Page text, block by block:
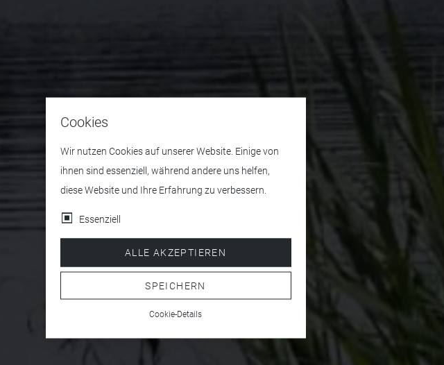
Cookies
Wir nutzen Cookies auf unserer Website. Einige von
ihnen sind essenziell, während andere uns helfen,
diese Website und Ihre Erfahrung zu verbessern.
Essenziell
ALLE AKZEPTIEREN
SPEICHERN
Cookie-Details